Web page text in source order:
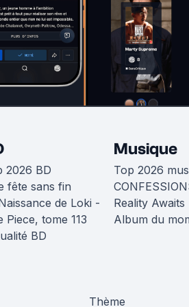
2026 BD
fête sans fin
de Loki -
Piece, tome 113
BD
Musique
Top 2026
Reality Awaits
Album du
Thème